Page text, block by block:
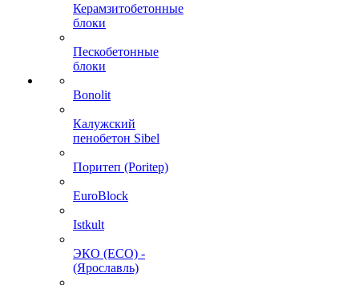
Керамзитобетонные
блоки
Пескобетонные
блоки
Bonolit
Калужский
пенобетон Sibel
Поритеп (Poritep)
EuroBlock
Istkult
ЭКО (ECO) -
(Ярославль)